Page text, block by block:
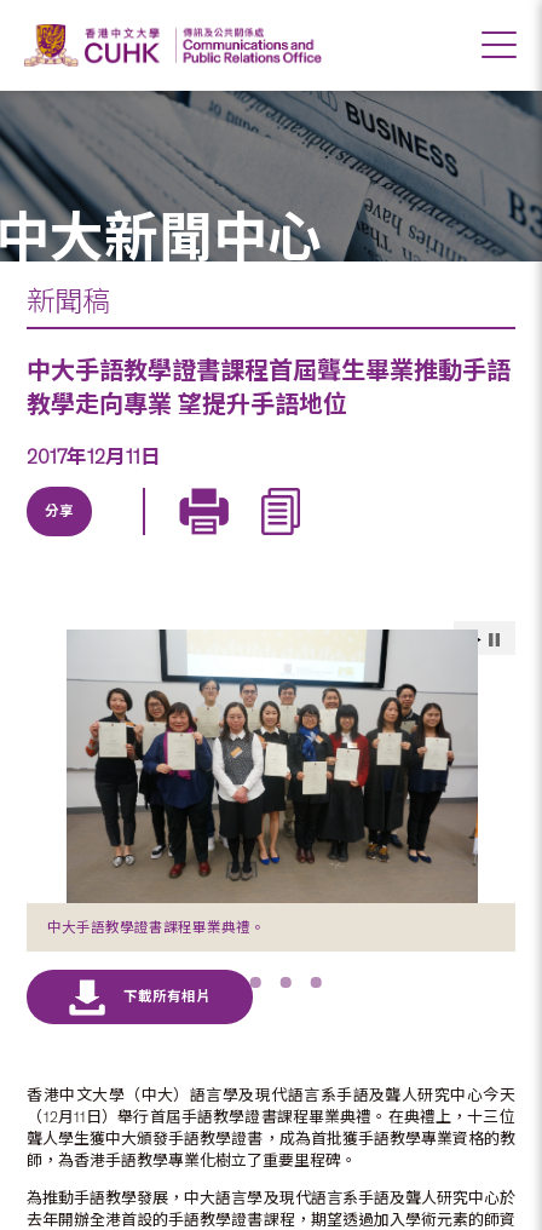
大新聞中心
新聞稿
中大手語教學證書課程首屆聾生畢業推動手語
教學走向專業 望提升手語地位
2017年12月11日
分享
中大手語教學證書課程畢業典禮。
香港中文大學（中大）語言學及現代語言系手語及聾人研究中心今天
（12月11日）舉行首屆手語教學證書課程畢業典禮。在典禮上，十三位
聾人學生獲中大頒發手語教學證書，成為首批獲手語教學專業資格的教
師，為香港手語教學專業化樹立了重要里程碑。
為推動手語教學發展，中大語言學及現代語言系手語及聾人研究中心於
去年開辦全港首設的手語教學證書課程，期望透過加入學術元素的師資